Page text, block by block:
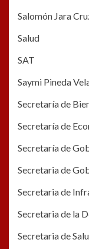
Salomón Jara
Salud
SAT
Saymi Pineda
Secretaría de
Secretaría de
Secretaría de
Secretaria de
Secretaria de
Secretaria de la
Secretaria de